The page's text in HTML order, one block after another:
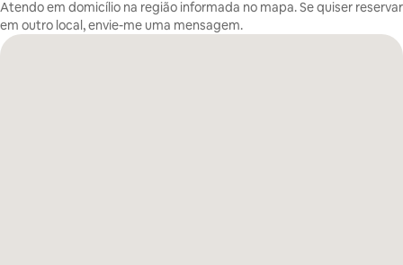
Atendo em domicílio na região informada no mapa. Se quiser reservar
em outro local, envie-me uma mensagem.